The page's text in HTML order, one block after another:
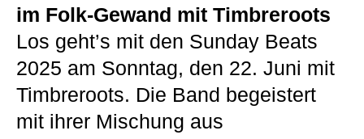
im Folk-Gewand mit Timbreroots
Los geht’s mit den Sunday Beats
2025 am Sonntag, den 22. Juni mit
Timbreroots. Die Band begeistert
mit ihrer Mischung aus